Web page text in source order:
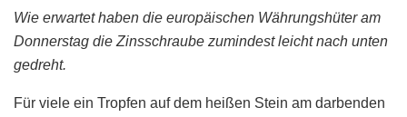
Wie erwartet haben die europäischen Währungshüter am
Donnerstag die Zinsschraube zumindest leicht nach unten
gedreht.
Für viele ein Tropfen auf dem heißen Stein am darbenden